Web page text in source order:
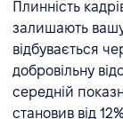
Плинність
залишають вашу
відбувається
добровільну
середній
становив від